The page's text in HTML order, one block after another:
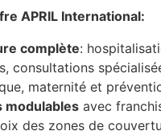
APRIL International:
complète:
consultations
maternité et
modulables avec
des zones de